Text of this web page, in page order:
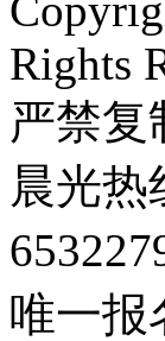
Rights
严禁
晨光热
唯一报